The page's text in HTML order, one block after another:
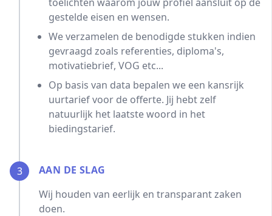
gestelde eisen en wensen.
We verzamelen de benodigde stukken indien
gevraagd zoals referenties, diploma's,
motivatiebrief, VOG etc...
Op basis van data bepalen we een kansrijk
uurtarief voor de offerte. Jij hebt zelf
natuurlijk het laatste woord in het
biedingstarief.
3
AAN DE SLAG
Wij houden van eerlijk en transparant zaken
doen.